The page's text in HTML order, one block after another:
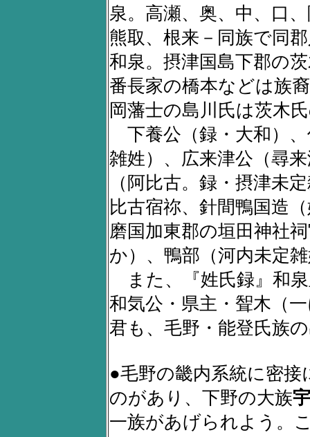
泉。高瀬、奥、中、口
熊取、根来－同族で同
和泉。摂津国島下郡の
番長家の橋本などは族
岡藩士の島川氏は茨木
下養公（録・大和）
雑姓）、広来津公（尋
（阿比古。録・摂津未
比古宿祢、針間鴨国造
磨国加東郡の垣田神社
か）、鴨部（河内未定
また、『姓氏録』和
和気公・県主・聟木（
君も、毛野・能登氏族
●毛野の畿内系統に密
のがあり、下野の大族
一族があげられよう。